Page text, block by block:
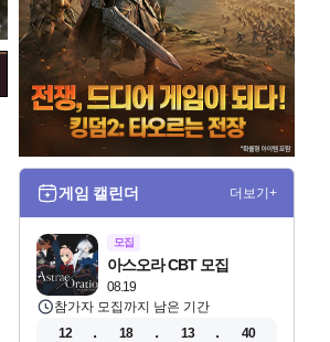
게임 캘린더 더보기+
모집
08.19
아스오라 CBT 모집
참가자 모집까지 남은 기간
12
18 13 39